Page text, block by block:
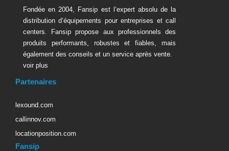
Fondée en 2004, Fansip est l’expert absolu de la
distribution d’équipements pour entreprises et call
centers. Fansip propose aux professionnels des
produits performants, robustes et fiables, mais
également des conseils et un service après vente.
voir plus
Partenaires
lexound.com
callinnov.com
locationposition.com
Fansip